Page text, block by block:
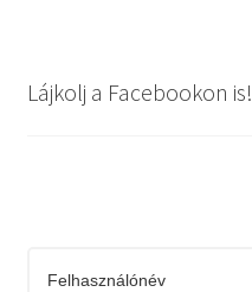
Lájkolj a Facebookon is!
Felhasználónév